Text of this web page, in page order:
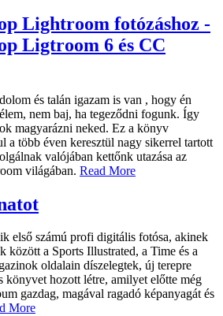
Lightroom fotózáshoz -
Ligtroom 6 és CC
és talán igazam is van , hogy én
nem baj, ha tegeződni fogunk. Így
magyarázni neked. Ez a könyv
a több éven keresztül nagy sikerrel tartott
valójában kettőnk utazása az
világában. Read More
első számú profi digitális fotósa, akinek
között a Sports Illustrated, a Time és a
oldalain díszelegtek, új terepre
könyvet hozott létre, amilyet előtte még
gazdag, magával ragadó képanyagát és
More